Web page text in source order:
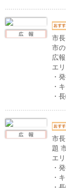
市
市
広
エ
・
・
・
市
題
エ
・
・
ながよebooks
ごとうebooks
おおむら
みなみしま
はさみebooks
ながさき市
さいかいイー
長崎MICE観